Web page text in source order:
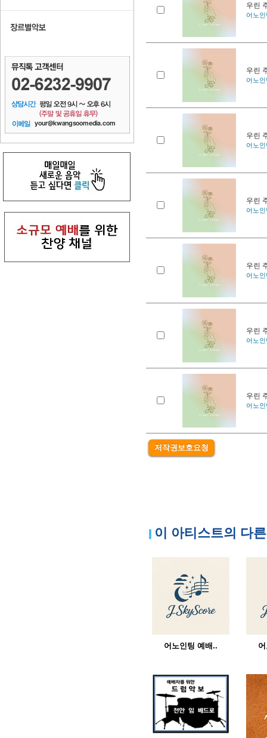
우린
어노
우린
어노
우린
어노
우린
어노
우린
어노
우린
어노
우린
어노
저작권보호요청
이 아티스트의 다
어노인팅 예배..